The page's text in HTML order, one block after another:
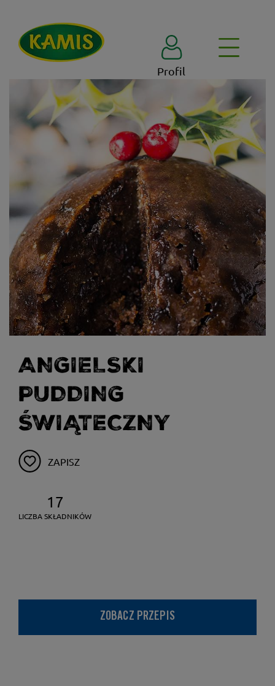
Profil
ANGIELSKI
PUDDING
ŚWIĄTECZNY
ZAPISZ
17
LICZBA SKŁADNIKÓW
ZOBACZ PRZEPIS